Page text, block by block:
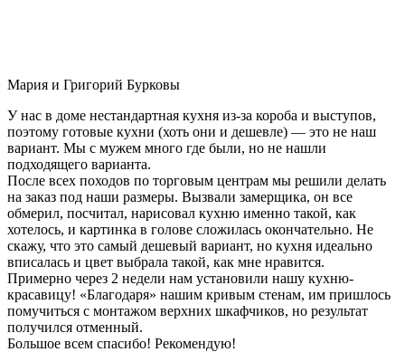
Мария и Григорий Бурковы
У нас в доме нестандартная кухня из-за короба и выступов,
поэтому готовые кухни (хоть они и дешевле) — это не наш
вариант. Мы с мужем много где были, но не нашли
подходящего варианта.
После всех походов по торговым центрам мы решили делать
на заказ под наши размеры. Вызвали замерщика, он все
обмерил, посчитал, нарисовал кухню именно такой, как
хотелось, и картинка в голове сложилась окончательно. Не
скажу, что это самый дешевый вариант, но кухня идеально
вписалась и цвет выбрала такой, как мне нравится.
Примерно через 2 недели нам установили нашу кухню-
красавицу! «Благодаря» нашим кривым стенам, им пришлось
помучиться с монтажом верхних шкафчиков, но результат
получился отменный.
Большое всем спасибо! Рекомендую!